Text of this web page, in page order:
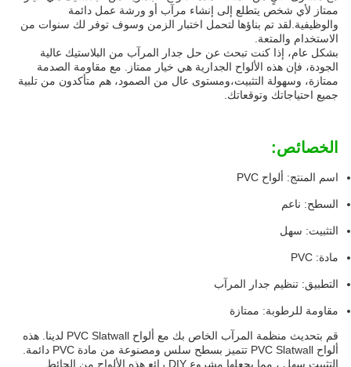
ممتاز لأي شخص يتطلع إلى إنشاء مرآب أو ورشة عمل دائمة
والوظيفية.لقد تم بناؤها لتحمل اختبار الزمن وسوف توفر لك سنوات من
الاستخدام والمتعة.
بشكل عام، إذا كنت تبحث عن حل جدار المرآب من البلاستيك عالية
الجودة، فإن هذه الألواح الجدارية هي خيار ممتاز. مع مقاومة الصدمة
ممتازة، وسهولة التثبيت،ومستوى عال من الصمود، هم متأكدون من تلبية
جميع احتياجاتك وتوقعاتك.
الخصائص:
اسم المنتج: ألواح PVC
السطح: ناعم
التثبيت: سهل
مادة: PVC
التطبيق: تنظيم جدار المرآب
مقاومة للرطوبة: ممتازة
قم بتحديث منظمة المرآب الخاص بك مع ألواح PVC Slatwall لدينا. هذه
ألواح PVC Slatwall تتميز بسطح سلس ومصنوعة من مادة PVC دائمة.
التثبيت سهل ، مما يجعلها مشروع DIY رائع.هذه الألواح من الحائط